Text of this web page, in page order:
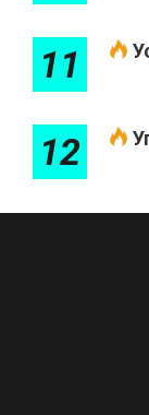
11
12